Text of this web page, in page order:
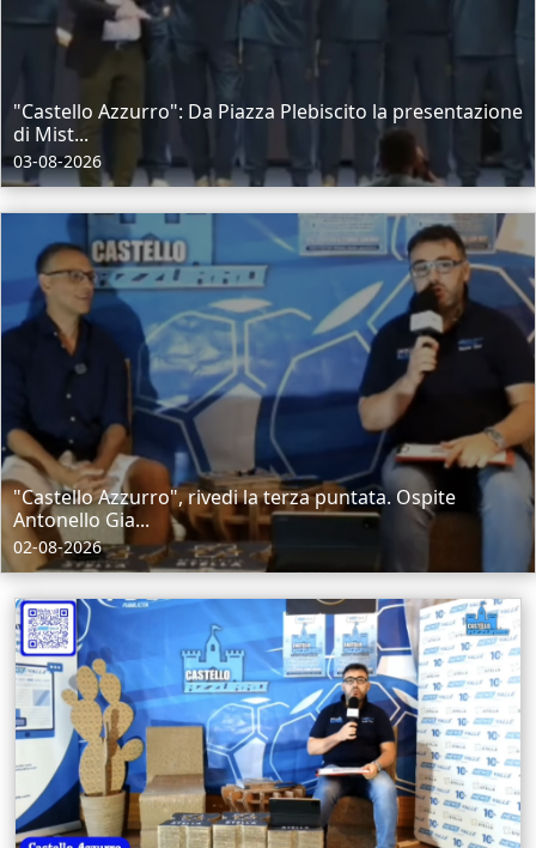
"Castello Azzurro": Da Piazza Plebiscito la presentazione
di Mist...
03-08-2026
"Castello Azzurro", rivedi la terza puntata. Ospite
Antonello Gia...
02-08-2026